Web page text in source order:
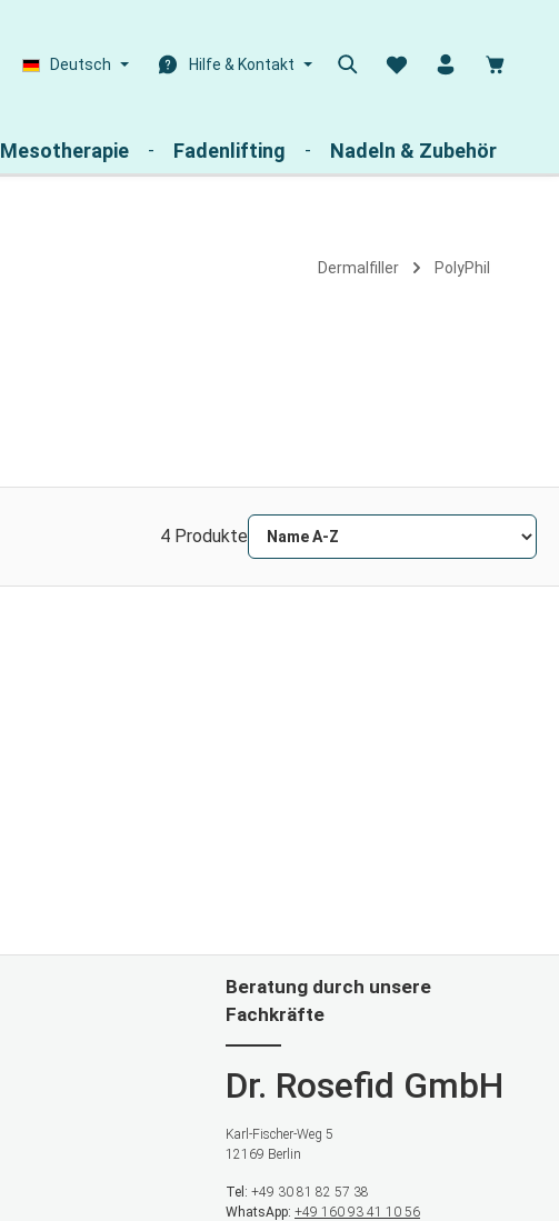
Deutsch Hilfe & Kontakt
Mesotherapie Fadenlifting Nadeln & Zubehör
Dermalfiller PolyPhil
4 Produkte
Beratung durch unsere
Fachkräfte
Dr. Rosefid GmbH
Karl-Fischer-Weg 5
12169 Berlin
Tel: +49 30 81 82 57 38
WhatsApp: +49 160 93 41 10 56